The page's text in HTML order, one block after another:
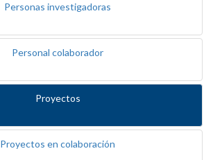
Personas investigadoras
Personal colaborador
Proyectos
Proyectos en colaboración